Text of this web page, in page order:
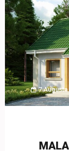
7 Augusta